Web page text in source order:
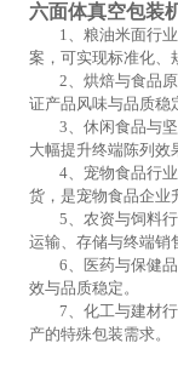
六面体真空包装
1、粮油米面行
案，可实现标准化、
2、烘焙与食品
证产品风味与品质稳
3、休闲食品与
大幅提升终端陈列效
4、宠物食品行
货，是宠物食品企业
5、农资与饲料
运输、存储与终端销
6、医药与保健
效与品质稳定。
7、化工与建材
产的特殊包装需求。